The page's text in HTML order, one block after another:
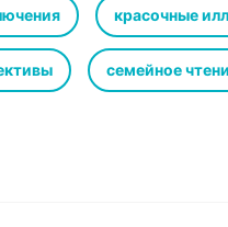
к потолку…красочные
семейное